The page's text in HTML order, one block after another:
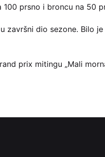
prsno i broncu na 50
dio sezone. Bilo
prix mitingu „Mali